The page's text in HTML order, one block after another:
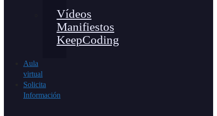
Vídeos
Manifiestos
KeepCoding
Aula
virtual
Solicita
Información